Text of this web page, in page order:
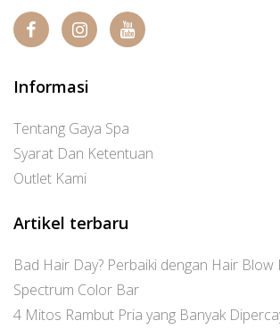
Informasi
Tentang Gaya Spa
Syarat Dan Ketentuan
Outlet Kami
Artikel terbaru
Bad Hair Day? Perbaiki dengan Hair
Spectrum Color Bar
4 Mitos Rambut Pria yang Banyak